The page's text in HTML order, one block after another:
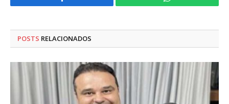
Facebook WhatsApp
POSTS RELACIONADOS